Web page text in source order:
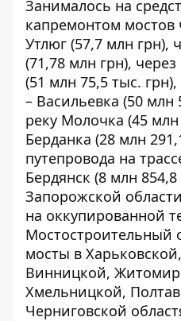
Занималось на
капремонтом
Утлюг (57,7 млн ​​грн),
(71,78 млн грн),
(51 млн 75,5 тыс.
– Васильевка (50 млн
реку Молочка (45 млн
Берданка (28 млн
путепровода на
Бердянск (8 млн
Запорожской
на оккупированной
Мостостроительный
мосты в
Винницкой,
Хмельницкой,
Черниговской